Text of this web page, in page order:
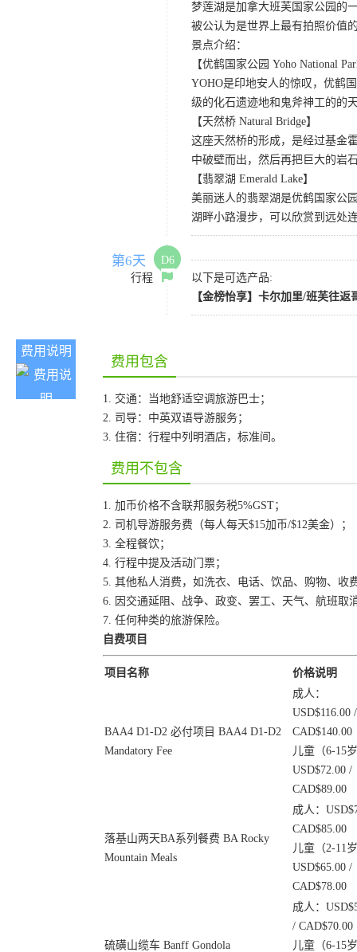
梦莲湖是加拿大班芙国家公园的
被公认为是世界上最有拍照价值
景点介绍：
【优鹤国家公园 Yoho National
YOHO是印地安人的惊叹，优鹤
级的化石遗迹地和鬼斧神工的的
【天然桥 Natural Bridge】
这座天然桥的形成，是经过基金
中破壁而出，然后再把巨大的岩
【翡翠湖 Emerald Lake】
美丽迷人的翡翠湖是优鹤国家公
湖畔小路漫步，可以欣赏到远处
第6天
D6
行程
以下是可选产品:
【金榜怡享】卡尔加里/班芙往返
费用说明
费用包含
1. 交通：当地舒适空调旅游巴士；
2. 司导：中英双语导游服务；
3. 住宿：行程中列明酒店，标准间。
费用不包含
1. 加币价格不含联邦服务税5%GST；
2. 司机导游服务费（每人每天$15加币/$12美金）；
3. 全程餐饮；
4. 行程中提及活动门票；
5. 其他私人消费，如洗衣、电话、饮品、购物、收
6. 因交通延阻、战争、政变、罢工、天气、航班取
7. 任何种类的旅游保险。
自费项目
项目名称 价格说明
BAA4 D1-D2 必付项目 BAA4 D1-D2
Mandatory Fee
成人：
USD$116.00 /
CAD$140.00
儿童（6-15
USD$72.00 /
CAD$89.00
落基山两天BA系列餐费 BA Rocky
Mountain Meals
成人：
CAD$85.00
儿童（2-11
USD$65.00 /
CAD$78.00
硫磺山缆车 Banff Gondola
成人：
/ CAD$70.00
儿童（6-15